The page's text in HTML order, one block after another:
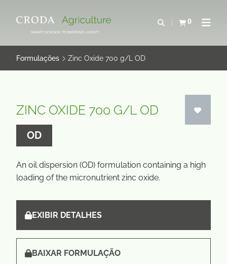
PARA
CONTEÚDO
PARA
MENU
SMART SCIENCE TO IMPROVE LIVES™
Abrir pesquisa
0
Exibir cestaAbrir
Formulações Zinc Oxide 700 g/L OD
ZINC OXIDE 700 G/L OD
OD
An oil dispersion (OD) formulation containing a high
loading of the micronutrient zinc oxide.
EXIBIR DETALHES
BAIXAR FORMULAÇÃO